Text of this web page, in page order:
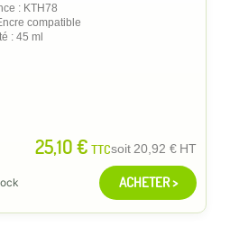
: KTH78
compatible
: 45 ml
25,10 € TTCsoit20,92 € HT
ACHETER >